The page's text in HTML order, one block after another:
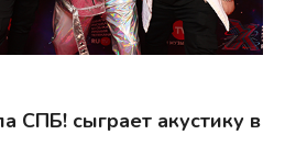
СПБ! сыграет акустику в